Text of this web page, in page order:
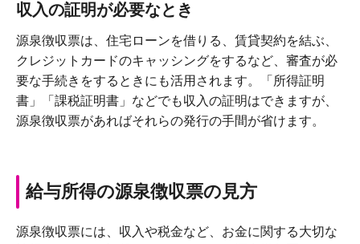
収入の証明が必要なとき
源泉徴収票は、住宅ローンを借りる、賃貸契約を結ぶ、
クレジットカードのキャッシングをするなど、審査が必
要な手続きをするときにも活用されます。「所得証明
書」「課税証明書」などでも収入の証明はできますが、
源泉徴収票があればそれらの発行の手間が省けます。
給与所得の源泉徴収票の見方
源泉徴収票には、収入や税金など、お金に関する大切な